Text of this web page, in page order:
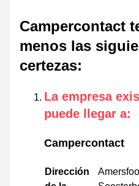
Campercontact
menos las
certezas:
La empresa
puede llegar a:
Campercontact
Dirección